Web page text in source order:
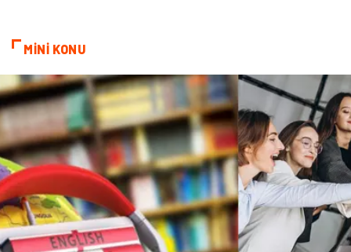
Çadır Yazı Tahtaları
Pet Malzemeleri
MİNİ KONU